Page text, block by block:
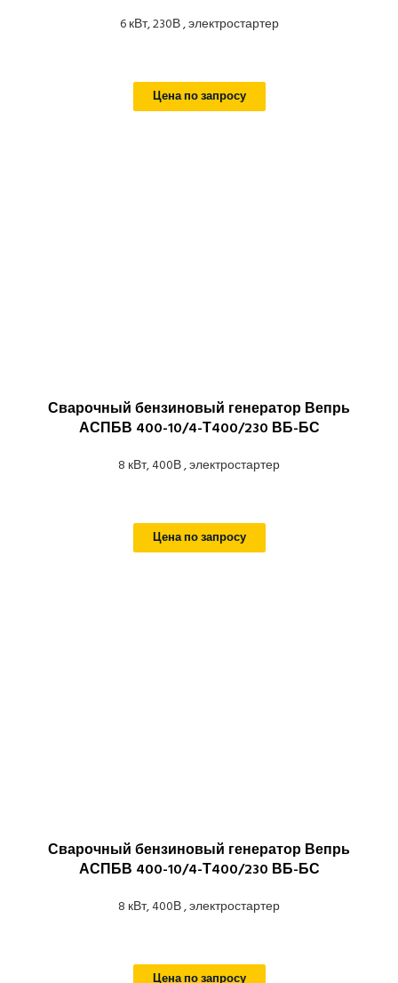
6 кВт, 230В , электростартер
Цена по запросу
Сварочный бензиновый генератор Вепрь
АСПБВ 400-10/4-Т400/230 ВБ-БС
8 кВт, 400В , электростартер
Цена по запросу
Сварочный бензиновый генератор Вепрь
АСПБВ 400-10/4-Т400/230 ВБ-БС
8 кВт, 400В , электростартер
Цена по запросу